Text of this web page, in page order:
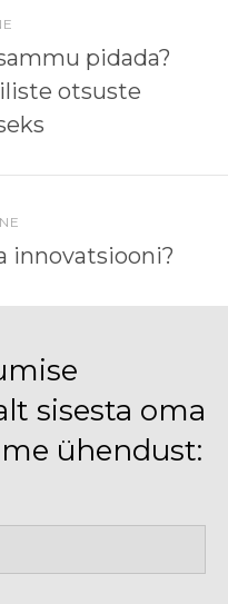
pidada?
otsuste
innovatsiooni?
sisesta oma
ühendust: